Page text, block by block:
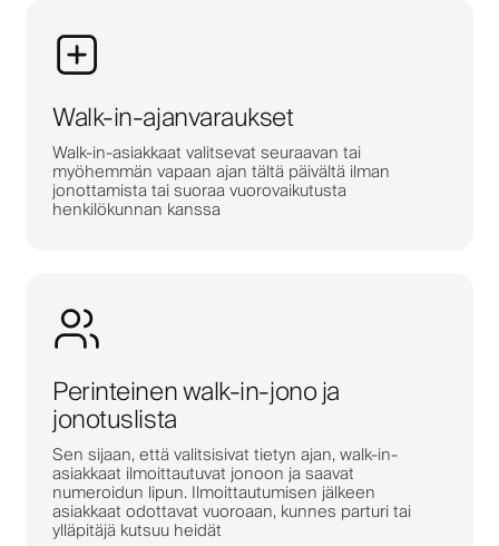
Walk-in-ajanvaraukset
Walk-in-asiakkaat valitsevat seuraavan tai
myöhemmän vapaan ajan tältä päivältä ilman
jonottamista tai suoraa vuorovaikutusta
henkilökunnan kanssa
Perinteinen walk-in-jono ja
jonotuslista
Sen sijaan, että valitsisivat tietyn ajan, walk-in-
asiakkaat ilmoittautuvat jonoon ja saavat
numeroidun lipun. Ilmoittautumisen jälkeen
asiakkaat odottavat vuoroaan, kunnes parturi tai
ylläpitäjä kutsuu heidät